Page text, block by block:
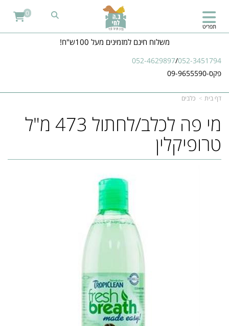
משלוח חינם למזמינים מעל 100ש"ח!
052-4629897/052-3451794
פקס-09-9655590
תפריט
0
דף בית כלבים
מי פה לכלב/לחתול 473 מ"ל
טרופיקלין